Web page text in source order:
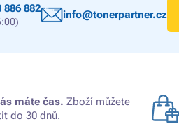
886 882 info@tonerpartner.cz
máte čas. Zboží můžete
do 30 dnů.